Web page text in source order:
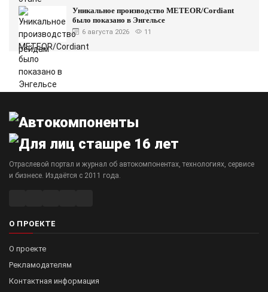
Уникальное производство METEOR/Cordiant
было показано в Энгельсе
6 августа 2026 11
Отраслевой портал и журнал об автокомпонентах, технологиях, сервисе
и бизнесе. Издаётся с 2011 года.
О ПРОЕКТЕ
О проекте
Рекламодателям
Контактная информация